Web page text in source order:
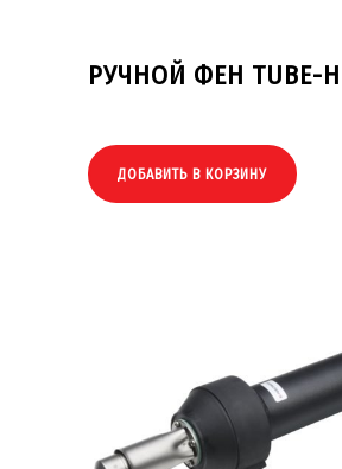
РУЧНОЙ ФЕН TUBE-H
ДОБАВИТЬ В КОРЗИНУ